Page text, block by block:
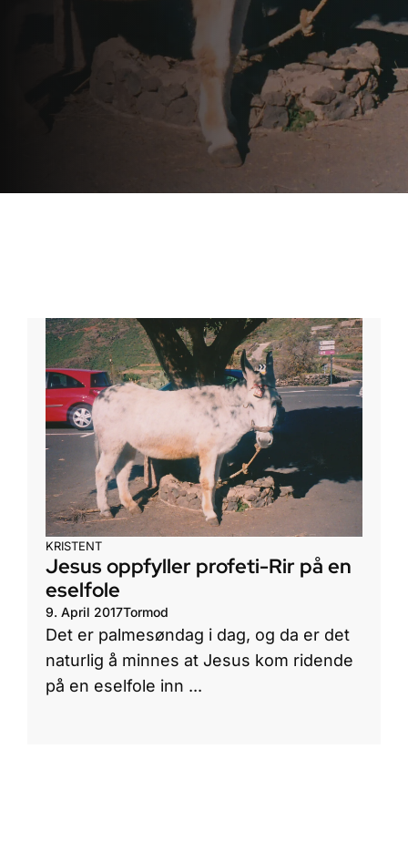
KRISTENT
Jesus oppfyller profeti-Rir på en
eselfole
9. April 2017Tormod
Det er palmesøndag i dag, og da er det
naturlig å minnes at Jesus kom ridende
på en eselfole inn ...